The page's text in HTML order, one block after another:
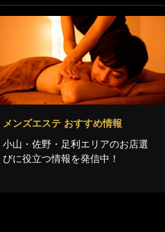
メンズエステ おすすめ情報
小山・佐野・足利エリアのお店選
びに役立つ情報を発信中！